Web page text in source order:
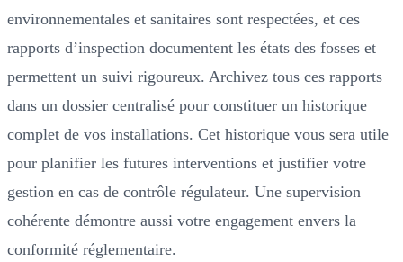
environnementales et sanitaires sont respectées, et ces
rapports d’inspection documentent les états des fosses et
permettent un suivi rigoureux. Archivez tous ces rapports
dans un dossier centralisé pour constituer un historique
complet de vos installations. Cet historique vous sera utile
pour planifier les futures interventions et justifier votre
gestion en cas de contrôle régulateur. Une supervision
cohérente démontre aussi votre engagement envers la
conformité réglementaire.